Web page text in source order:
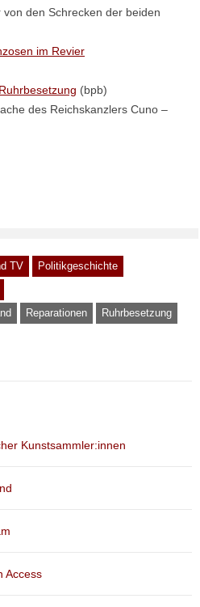
den Schrecken der beiden
im Revier
(bpb)
des Reichskanzlers Cuno –
TV
Politikgeschichte
Reparationen
Ruhrbesetzung
Kunstsammler:innen
Access